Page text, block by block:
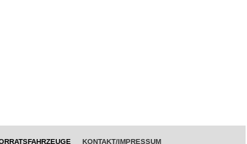
KONTAKT/IMPRESSUM